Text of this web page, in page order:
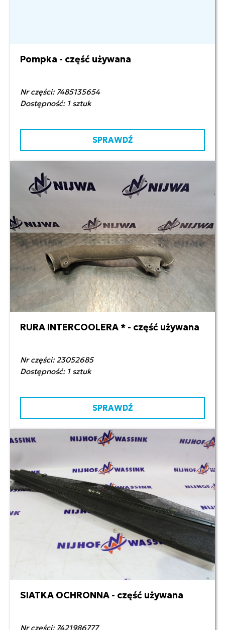
2 000,00 zł netto
Pompka - część używana
Nr części: 7485135654
Dostępność: 1 sztuk
SPRAWDŹ
250,00 zł netto
RURA INTERCOOLERA * - część używana
Nr części: 23052685
Dostępność: 1 sztuk
SPRAWDŹ
250,00 zł netto
SIATKA OCHRONNA - część używana
Nr części: 7421986777